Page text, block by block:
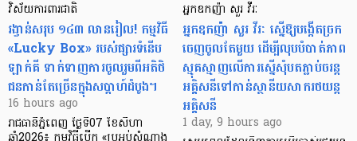
វិស័យការពារជាតិ
រង្វាន់សរុប ១៤៣ លានរៀល! កម្មវិធី
«Lucky Box» របស់ផ្សារទំនើប
ឡាក់គី ទាក់ទាញការចូលរួមពីអតិថិ
ជនកាន់តែច្រើនក្នុងសប្តាហ៍ដំបូង។
16 hours ago
រាជធានីភ្នំពេញ ថ្ងៃទី07 ខែសីហា
អ្នកឧកញ៉ា សួរ វីរៈ
អ្នកឧកញ៉ា សួរ វីរៈ ស្នើឱ្យបង្កើតច្រក
ចេញចូលតែមួយ ដើម្បីលុបបំបាត់ភាព
ស្មុគស្មាញលើការស្នើសុំបតភ្ជាប់ចរន្ត
អគ្គិសនីទៅកាន់ស្ថានីយសាករថយន្ត
អគ្គិសនី
1 day, 9 hours ago